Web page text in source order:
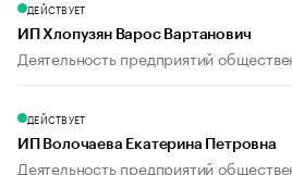
ДЕЙСТВУЕТ
ИП Хлопузян Варос Вартанович
Деятельность предприятий
ДЕЙСТВУЕТ
ИП Волочаева Екатерина Петровна
Деятельность предприятий